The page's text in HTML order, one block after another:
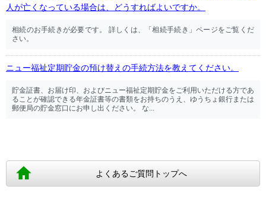
人が亡くなっている場合は、どうすればよいですか。
相続のお手続きが必要です。 詳しくは、「相続手続き」ページをご覧くだ
さい。
ニュー福祉定期貯金の預け替えの手続方法を教えてください。
貯金証書、お届け印、およびニュー福祉定期貯金をご利用いただける方であ
ることが確認できる年金証書等の書類をお持ちのうえ、ゆうちょ銀行または
郵便局の貯金窓口にお申し出ください。 な...
よくあるご質問トップへ